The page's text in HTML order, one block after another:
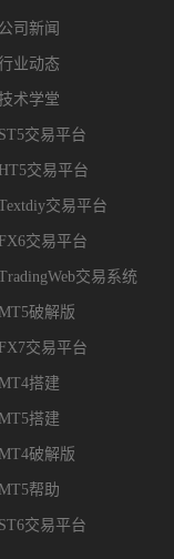
公司新闻
业动态
术学堂
ST5交易平台
HT5交易平台
交易平台
FX6交易平台
交易系统
MT5破解版
FX7交易平台
MT4搭建
MT5搭建
MT4破解版
MT5帮助
ST6交易平台